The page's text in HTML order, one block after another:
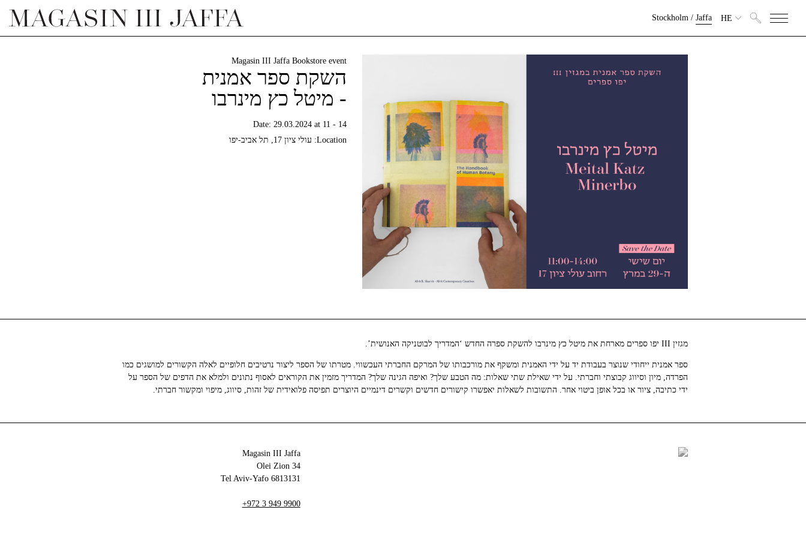
Stockholm/ Jaffa HE
Magasin III Jaffa Bookstore event
השקת ספר אמנית
- מיטל כץ מינרבו
Date: 29.03.2024 at 11 - 14
Location: עולי ציון 17, תל אביב-יפו
מגזין III יפו ספרים מארחת את מיטל כץ מינרבו להשקת ספרה החדש ‘המדריך לבוטניקה האנושית’.
ספר אמנית ייחודי שנוצר בעבודת יד על ידי האמנית ומשקף את מורכבותו של המרקם החברתי העכשווי. מטרתו של הספר ליצור נרטיבים חלופיים לאלה הקשורים למושגים כמו
הפרדה, מיון וסיווג קבוצתי וחברתי. על ידי שאילת שתי שאלות: מה הטבע שלך? ואיפה הגינה שלך? המדריך מזמין את הקוראים לאסוף נתונים ולמלא את הדפים של הספר על
ידי כתיבה, ציור או בכל אופן ביטוי אחר. התשובות לשאלות יאפשרו קישורים חדשים וקשרים דינמיים היוצרים תפיסה פלואידית של זהות, סיווג, מיפוי ומקשור חברתי.
Magasin III Jaffa
34 Olei Zion
6813131 Tel Aviv-Yafo
+972 3 949 9900